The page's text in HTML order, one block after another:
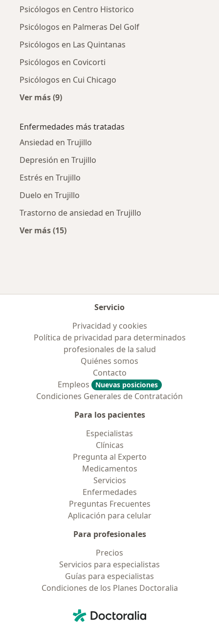
Psicólogos en Centro Historico
Psicólogos en Palmeras Del Golf
Psicólogos en Las Quintanas
Psicólogos en Covicorti
Psicólogos en Cui Chicago
Ver más (9)
Enfermedades más tratadas
Ansiedad en Trujillo
Depresión en Trujillo
Estrés en Trujillo
Duelo en Trujillo
Trastorno de ansiedad en Trujillo
Ver más (15)
Servicio
Privacidad y cookies
Política de privacidad para determinados
profesionales de la salud
Quiénes somos
Contacto
Empleos
Nuevas posiciones
Condiciones Generales de Contratación
Para los pacientes
Especialistas
Clínicas
Pregunta al Experto
Medicamentos
Servicios
Enfermedades
Preguntas Frecuentes
Aplicación para celular
Para profesionales
Precios
Servicios para especialistas
Guías para especialistas
Condiciones de los Planes Doctoralia
Doctoralia - Página de inicio